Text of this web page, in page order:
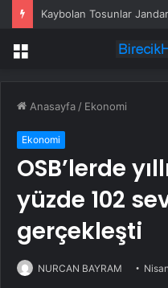
Kaybolan Tosunlar
Menü
Anasayfa / Ekonomi
Ekonomi
OSB’lerde
yüzde 102
gerçekleşti
NURCAN BAYRAM